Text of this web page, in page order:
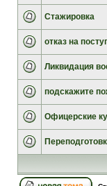
Стажировка
отказ на
Ликвидация
подскажите
Офицерские